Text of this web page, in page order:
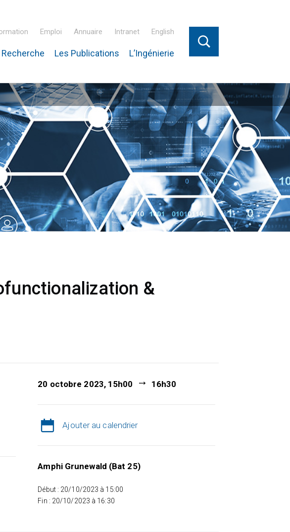
Emploi Annuaire Intranet English
Recherche Les Publications L’Ingénierie
&
20 octobre 2023, 15h00 16h30
Ajouter au calendrier
Amphi Grunewald (Bat 25)
Début : 20/10/2023 à 15:00
Fin : 20/10/2023 à 16:30